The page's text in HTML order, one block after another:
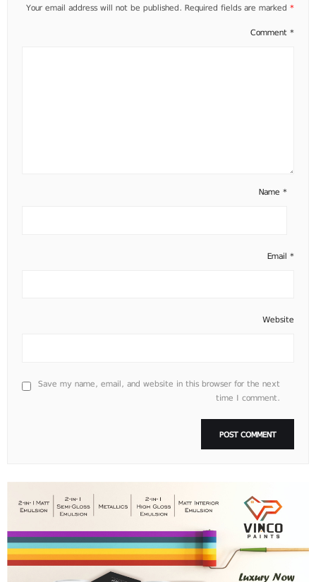
Your email address will not be published. Required fields are marked *
Comment *
Name *
Email *
Website
Save my name, email, and website in this browser for the next
time I comment.